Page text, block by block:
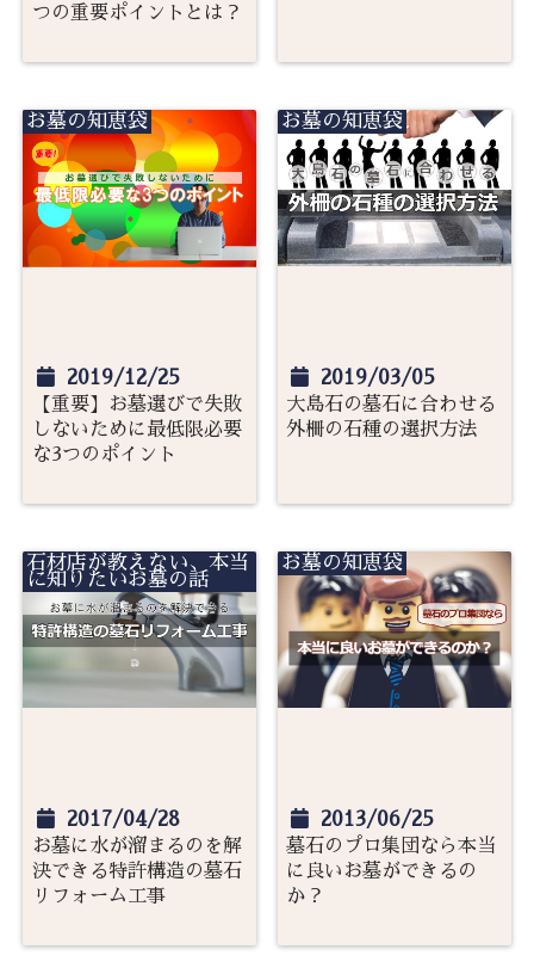
つの重要ポイントとは？
お墓の知恵袋
2019/12/25
【重要】お墓選びで失敗
しないために最低限必要
な3つのポイント
お墓の知恵袋
2019/03/05
大島石の墓石に合わせる
外柵の石種の選択方法
石材店が教えない、本当
に知りたいお墓の話
2017/04/28
お墓に水が溜まるのを解
決できる特許構造の墓石
リフォーム工事
お墓の知恵袋
2013/06/25
墓石のプロ集団なら本当
に良いお墓ができるの
か？